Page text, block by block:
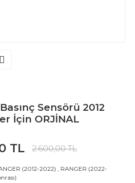
Sensörü 2012
İçin ORJİNAL
TL 2.600,00 TL
(2012-2022) , RANGER (2022-